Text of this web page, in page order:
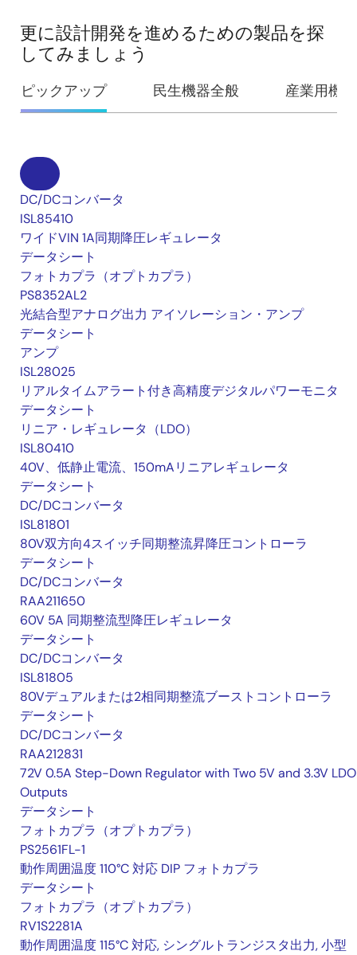
更に設計開発を進めるための製品を探
してみましょう
ピックアップ 民生機器全般 産業用機器
DC/DCコンバータ
ISL85410
ワイドVIN 1A同期降圧レギュレータ
データシート
フォトカプラ（オプトカプラ）
PS8352AL2
光結合型アナログ出力 アイソレーション・アンプ
データシート
アンプ
ISL28025
リアルタイムアラート付き高精度デジタルパワーモニタ
データシート
リニア・レギュレータ（LDO）
ISL80410
40V、低静止電流、150mAリニアレギュレータ
データシート
DC/DCコンバータ
ISL81801
80V双方向4スイッチ同期整流昇降圧コントローラ
データシート
DC/DCコンバータ
RAA211650
60V 5A 同期整流型降圧レギュレータ
データシート
DC/DCコンバータ
ISL81805
80Vデュアルまたは2相同期整流ブーストコントローラ
データシート
DC/DCコンバータ
RAA212831
72V 0.5A Step-Down Regulator with Two 5V and 3.3V LDO
Outputs
データシート
フォトカプラ（オプトカプラ）
PS2561FL-1
動作周囲温度 110°C 対応 DIP フォトカプラ
データシート
フォトカプラ（オプトカプラ）
RV1S2281A
動作周囲温度 115°C 対応, シングルトランジスタ出力, 小型